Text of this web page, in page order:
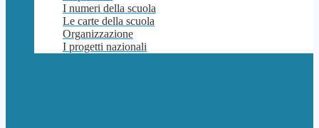
I numeri della scuola
Le carte della scuola
Organizzazione
I progetti nazionali